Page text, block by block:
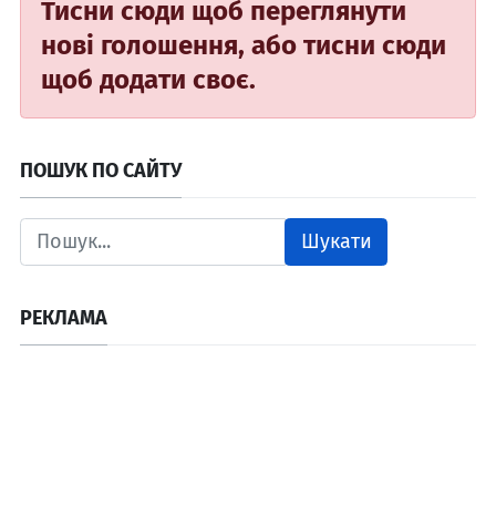
Тисни сюди щоб переглянути
нові голошення, або тисни сюди
щоб додати своє.
ПОШУК ПО САЙТУ
Шукати
РЕКЛАМА